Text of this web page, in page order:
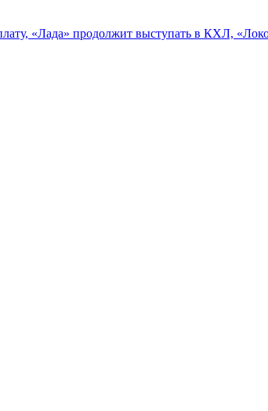
«Лада» продолжит выступать в КХЛ,